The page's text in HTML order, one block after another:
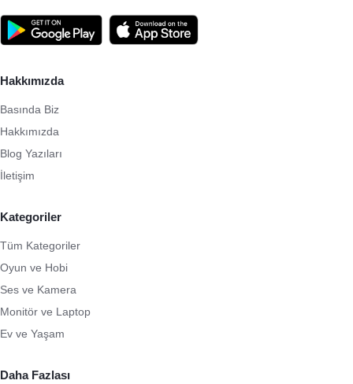
Hakkımızda
Basında Biz
Hakkımızda
Blog Yazıları
İletişim
Kategoriler
Tüm Kategoriler
Oyun ve Hobi
Ses ve Kamera
Monitör ve Laptop
Ev ve Yaşam
Daha Fazlası